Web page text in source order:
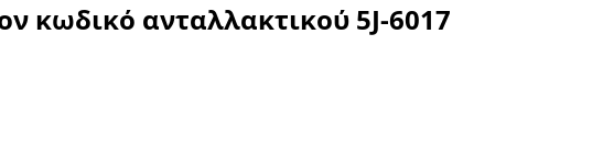
κωδικό ανταλλακτικού 5J-6017